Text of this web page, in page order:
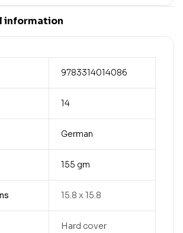
information
9783314014086
14
German
155 gm
15.8 x 15.8
Hard cover